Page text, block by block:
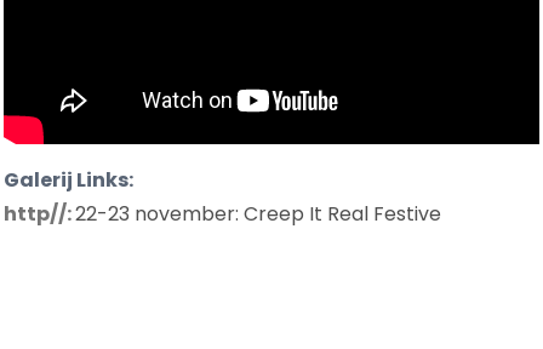
Galerij Links:
http//:22-23 november: Creep It Real Festive